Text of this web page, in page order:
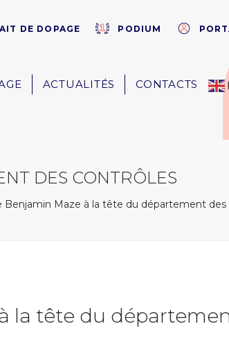
DE DOPAGE PODIUM
ACTUALITÉS CONTACTS
DES CONTRÔLES
Benjamin Maze à la tête du département des
la tête du